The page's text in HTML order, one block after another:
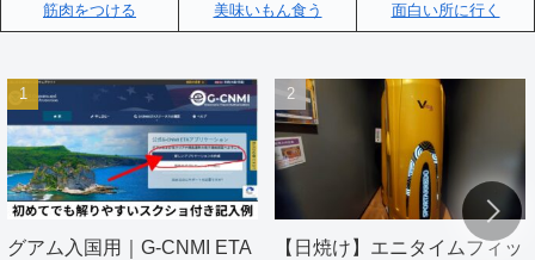
筋肉をつける 美味いもん食う 面白い所に行く
グアム入国用｜G-CNMI ETA
【日焼け】エニタイムフィッ